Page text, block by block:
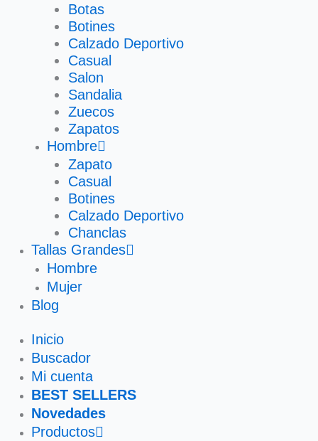
Botas
Botines
Calzado Deportivo
Casual
Salon
Sandalia
Zuecos
Zapatos
Hombre
Zapato
Casual
Botines
Calzado Deportivo
Chanclas
Tallas Grandes
Hombre
Mujer
Blog
Inicio
Buscador
Mi cuenta
BEST SELLERS
Novedades
Productos